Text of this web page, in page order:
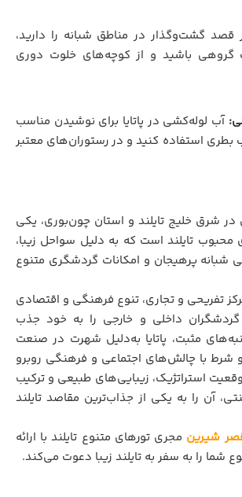
قصد گشت‌وگذار در مناطق شبانه را دارید،
گروهی باشید و از کوچه‌های خلوت دوری
آب لوله‌کشی در پاتایا برای نوشیدن مناسب
استفاده کنید و در رستوران‌های معتبر
در شرق خلیج تایلند و استان چون‌بوری، یکی
تایلند است که به دلیل سواحل زیبا،
شبانه پرهیجان و امکانات گردشگری متنوع
تفریحی و تجاری، تنوع فرهنگی و اقتصادی
داخلی و خارجی را به خود جذب
مثبت، پاتایا به‌دلیل شهرت در صنعت
با چالش‌های اجتماعی و فرهنگی روبرو
استراتژیک، زیبایی‌های طبیعی و ترکیب
آن را به یکی از جذاب‌ترین مقاصد تایلند
شیرین مجری تورهای متنوع تایلند با ارائه
شما را به سفر به تایلند زیبا دعوت می‌کند.